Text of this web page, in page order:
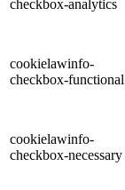
checkbox-analytics
cookielawinfo-
checkbox-functional
cookielawinfo-
checkbox-necessary